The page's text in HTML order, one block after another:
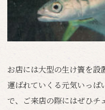
お店には大型の生け簀を設
運ばれていくる元気いっぱ
で、ご来店の際にはぜひチ